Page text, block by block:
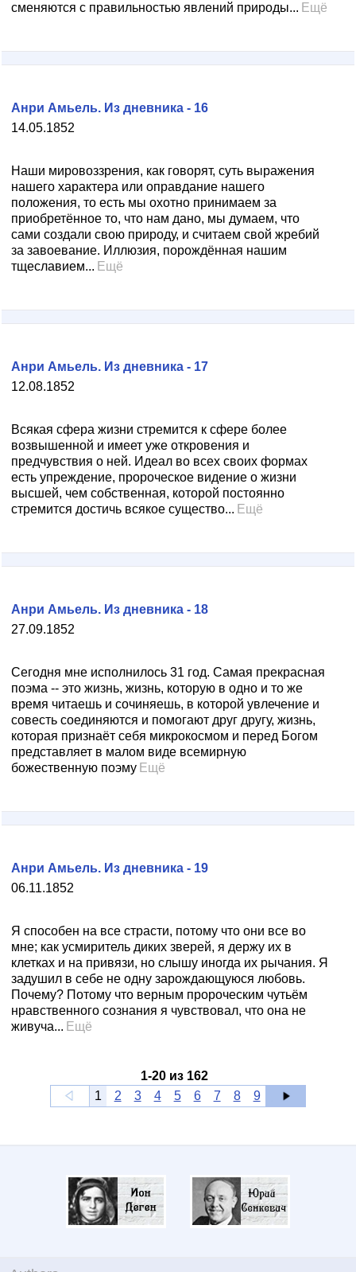
сменяются с правильностью явлений природы... Ещё
14.05.1852
Анри Амьель. Из дневника - 16
Наши мировоззрения, как говорят, суть выражения
нашего характера или оправдание нашего
положения, то есть мы охотно принимаем за
приобретённое то, что нам дано, мы думаем, что
сами создали свою природу, и считаем свой жребий
за завоевание. Иллюзия, порождённая нашим
тщеславием... Ещё
12.08.1852
Анри Амьель. Из дневника - 17
Всякая сфера жизни стремится к сфере более
возвышенной и имеет уже откровения и
предчувствия о ней. Идеал во всех своих формах
есть упреждение, пророческое видение о жизни
высшей, чем собственная, которой постоянно
стремится достичь всякое существо... Ещё
27.09.1852
Анри Амьель. Из дневника - 18
Сегодня мне исполнилось 31 год. Самая прекрасная
поэма -- это жизнь, жизнь, которую в одно и то же
время читаешь и сочиняешь, в которой увлечение и
совесть соединяются и помогают друг другу, жизнь,
которая признаёт себя микрокосмом и перед Богом
представляет в малом виде всемирную
божественную поэму Ещё
06.11.1852
Анри Амьель. Из дневника - 19
Я способен на все страсти, потому что они все во
мне; как усмиритель диких зверей, я держу их в
клетках и на привязи, но слышу иногда их рычания. Я
задушил в себе не одну зарождающуюся любовь.
Почему? Потому что верным пророческим чутьём
нравственного сознания я чувствовал, что она не
живуча... Ещё
1-20из 162
1
2 3 4 5 6 7 8 9